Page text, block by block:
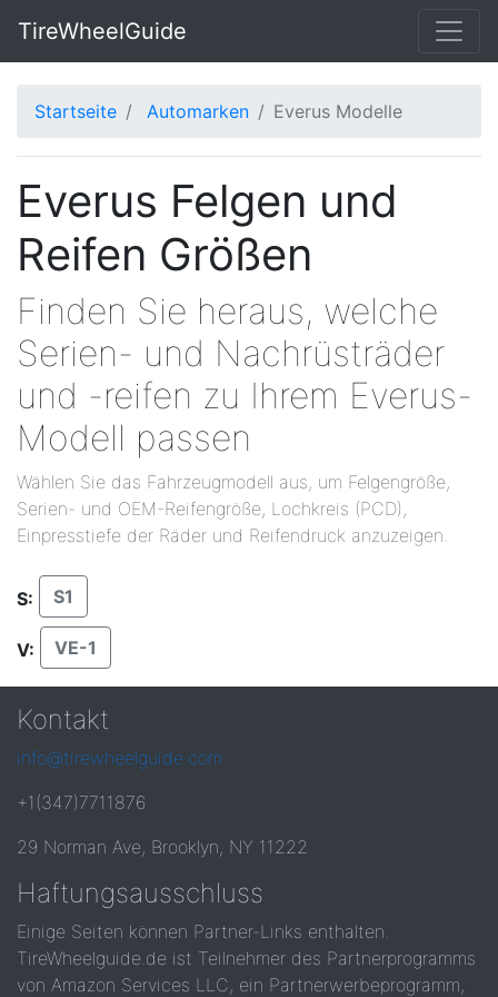
TireWheelGuide
Startseite Automarken Everus Modelle
Everus Felgen und
Reifen Größen
Finden Sie heraus, welche
Serien- und Nachrüsträder
und -reifen zu Ihrem Everus-
Modell passen
Wählen Sie das Fahrzeugmodell aus, um Felgengröße,
Serien- und OEM-Reifengröße, Lochkreis (PCD),
Einpresstiefe der Räder und Reifendruck anzuzeigen.
S: S1
V: VE-1
Kontakt
info@tirewheelguide.com
+1(347)7711876
29 Norman Ave, Brooklyn, NY 11222
Haftungsausschluss
Einige Seiten können Partner-Links enthalten.
TireWheelguide.de ist Teilnehmer des Partnerprogramms
von Amazon Services LLC, ein Partnerwerbeprogramm,